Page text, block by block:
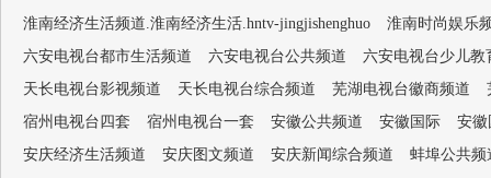
淮南经济生活频道.淮南经济生活.hntv-jingjishenghuo
淮南时尚娱乐
六安电视台都市生活频道
六安电视台公共频道
六安电视台少儿教
天长电视台影视频道
天长电视台综合频道 芜湖电视台徽商频道
宿州电视台四套
宿州电视台一套 安徽公共频道 安徽国际
安徽
安庆经济生活频道
安庆图文频道 安庆新闻综合频道
蚌埠公共频